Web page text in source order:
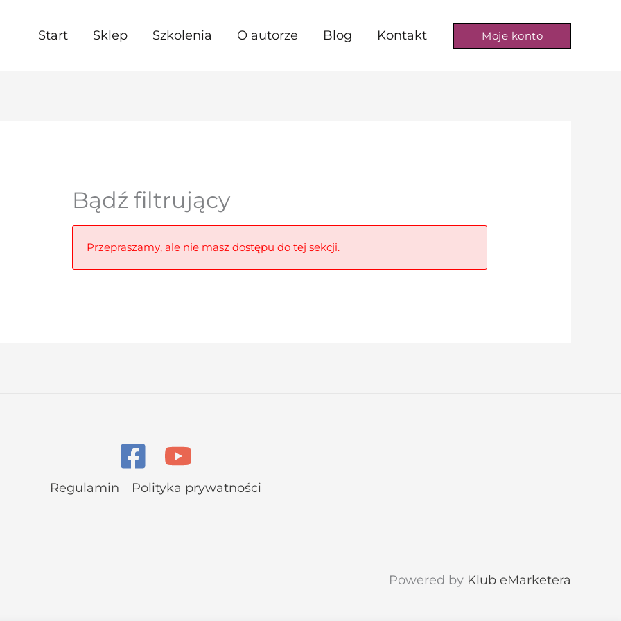
Start Sklep Szkolenia O autorze Blog Kontakt Moje konto
Bądź filtrujący
Przepraszamy, ale nie masz dostępu do tej sekcji.
Regulamin Polityka prywatności
Powered by Klub eMarketera